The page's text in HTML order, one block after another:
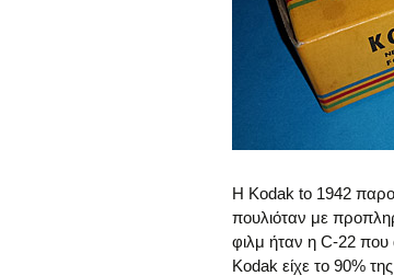
Η Kodak to 1942
πουλιόταν με
φιλμ ήταν η C-22 που
Kodak είχε το 90%